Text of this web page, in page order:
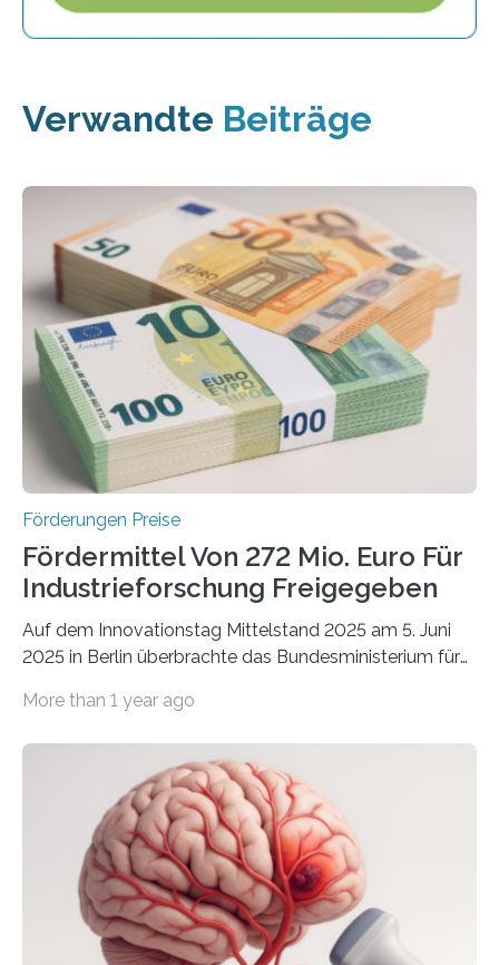
Verwandte Beiträge
Förderungen Preise
Fördermittel Von 272 Mio. Euro Für
Industrieforschung Freigegeben
Auf dem Innovationstag Mittelstand 2025 am 5. Juni
2025 in Berlin überbrachte das Bundesministerium für
Überplanmäßige Verpflichtungsermächtigungen in
Woche vom Haushaltsausschuss freigegeben – unter
anderem zur Unterstützung der
Industrieforschungsprogramme Industrielle
Gemeinschaftsforschung (IGF), Zentrales
Innovationsprogramm Mittelstand (ZIM) und
Innovationskompetenz INNO-KOM. Auf dem
Innovationstag Mittelstand 2025 am 5. Juni 2025 in
Berlin überbrachte das Bundesministerium für
More than 1 year ago